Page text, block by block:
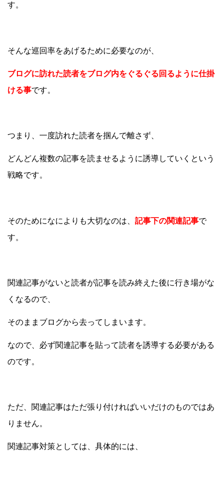
す。
そんな巡回率をあげるために必要なのが、
ブログに訪れた読者をブログ内をぐるぐる回るように仕掛
ける事です。
つまり、一度訪れた読者を掴んで離さず、
どんどん複数の記事を読ませるように誘導していくという
戦略です。
そのためになによりも大切なのは、 記事下の関連記事で
す。
関連記事がないと読者が記事を読み終えた後に行き場がな
くなるので、
そのままブログから去ってしまいます。
なので、必ず関連記事を貼って読者を誘導する必要がある
のです。
ただ、関連記事はただ張り付ければいいだけのものではあ
りません。
関連記事対策としては、具体的には、